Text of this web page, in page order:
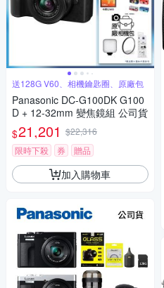
送128G V60、相機鑰匙圈、原廠包
Panasonic DC-G100DK G100
D + 12-32mm 變焦鏡組 公司貨
$21,201 $22,316
限時下殺
券 贈品
加入購物車